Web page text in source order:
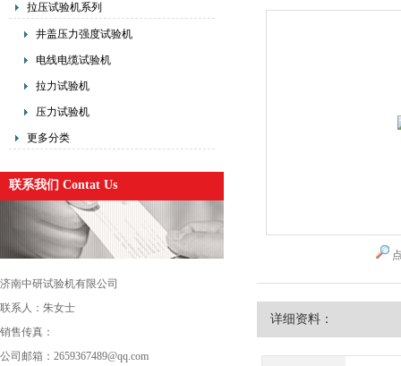
拉压试验机系列
井盖压力强度试验机
电线电缆试验机
拉力试验机
压力试验机
更多分类
联系我们 Contat Us
济南中研试验机有限公司
联系人：朱女士
销售传真：
公司邮箱：2659367489@qq.com
详细资料：